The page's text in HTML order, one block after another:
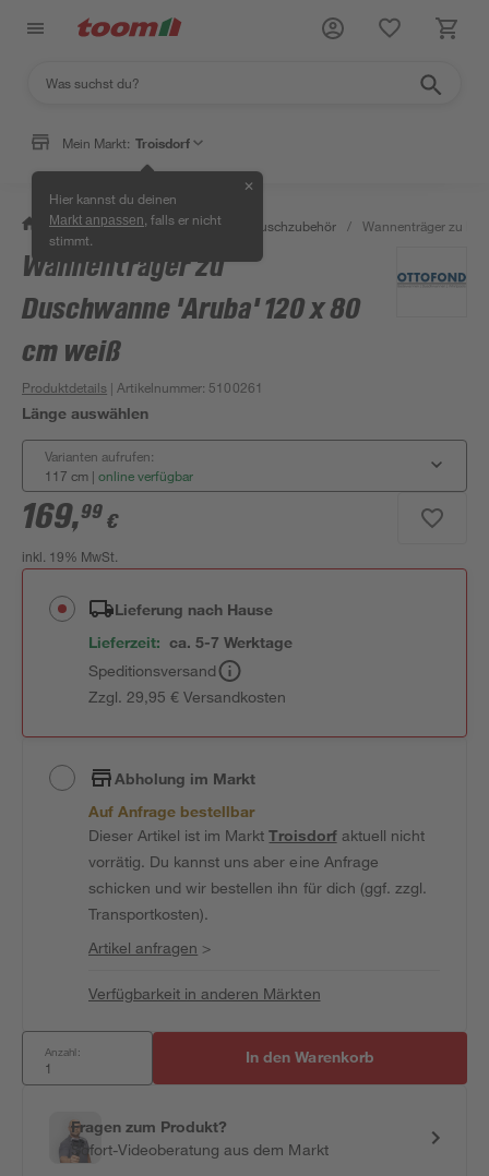
Mein Markt: Troisdorf
Hier kannst du deinen
Markt anpassen , falls er nicht
stimmt.
✕
/ Bad & Sanitär / Duschen Duschzubehör / Wannenträger zu
Wannenträger zu
Duschwanne 'Aruba' 120 x 80
cm weiß
Produktdetails | Artikelnummer: 5100261
Länge auswählen
Varianten aufrufen:
117 cm | online verfügbar
169,99 €
inkl. 19% MwSt.
Lieferung nach Hause
Lieferzeit: ca. 5-7 Werktage
Speditionsversand
Zzgl. 29,95 € Versandkosten
Abholung im Markt
Auf Anfrage bestellbar
Dieser Artikel ist im MarktTroisdorfaktuell nicht
vorrätig. Du kannst uns aber eine Anfrage
schicken und wir bestellen ihn für dich (ggf. zzgl.
Transportkosten).
Artikel anfragen >
Verfügbarkeit in anderen Märkten
Anzahl: In den Warenkorb
Fragen zum Produkt?
Sofort-Videoberatung aus dem Markt